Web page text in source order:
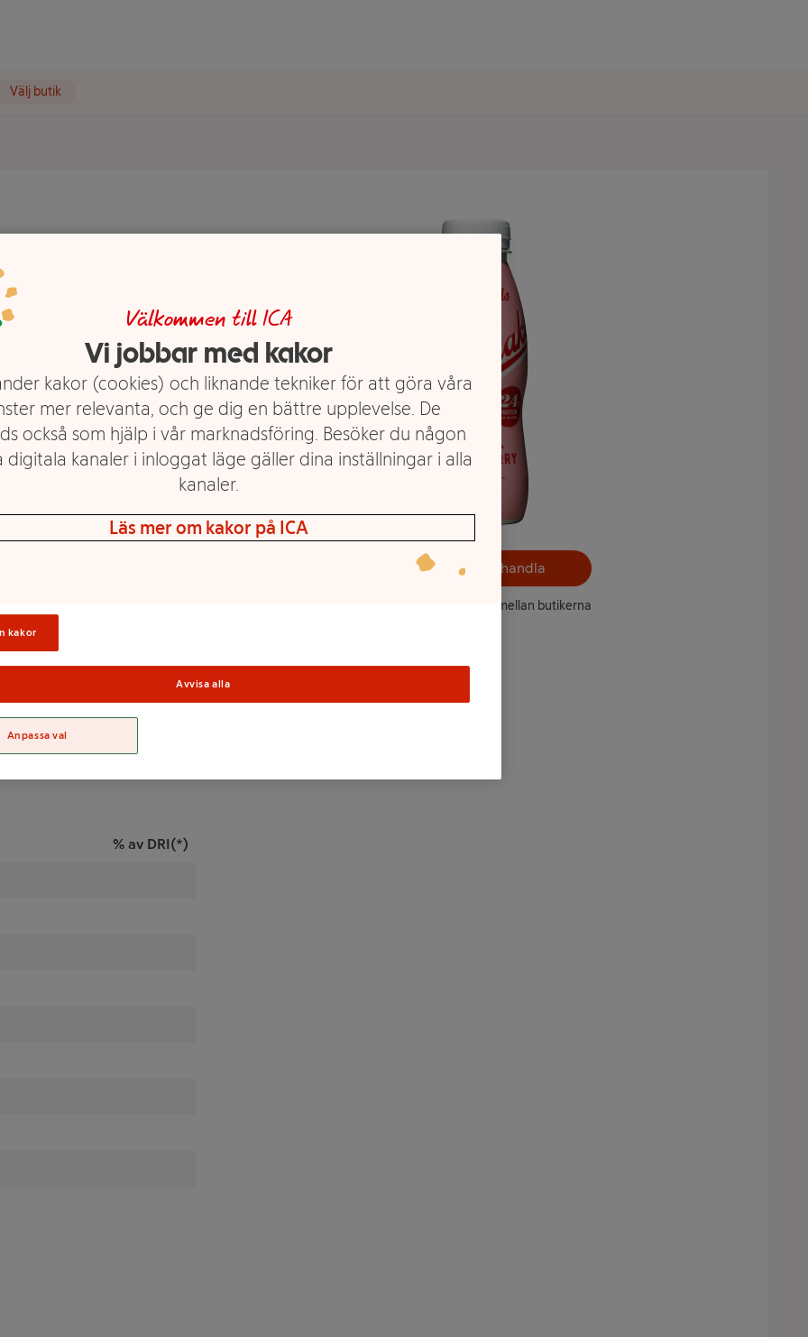
Välj butik
sötningsmedel.
(31%),
cellulosagummi,
medel
K, sukralos),
% av DRI(*)
Välj butik och handla
Sortimentet kan variera mellan butikerna
Välkommen till ICA
Vi jobbar med kakor
kakor (cookies) och liknande tekniker för att göra våra
mer relevanta, och ge dig en bättre upplevelse. De
också som hjälp i vår marknadsföring. Besöker du någon
digitala kanaler i inloggat läge gäller dina inställningar i alla
kanaler.
Läs mer om kakor på ICA
kakor
Avvisa alla
Anpassa val